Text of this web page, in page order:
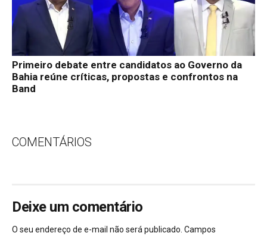
Primeiro debate entre candidatos ao Governo da
Bahia reúne críticas, propostas e confrontos na
Band
COMENTÁRIOS
Deixe um comentário
O seu endereço de e-mail não será publicado. Campos